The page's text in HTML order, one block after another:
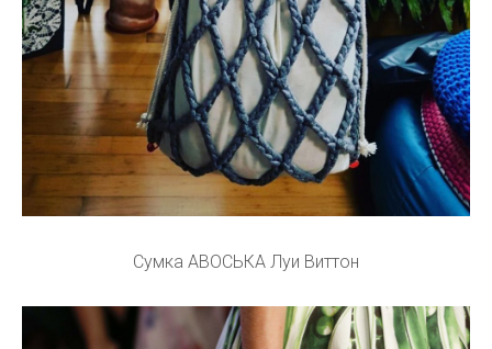
Сумка АВОСЬКА Луи Виттон